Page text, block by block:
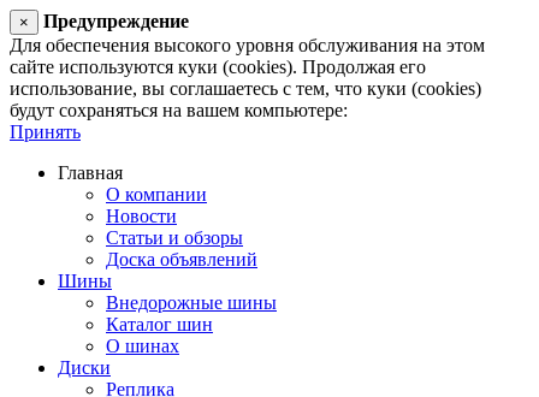
×
Предупреждение
Для обеспечения высокого уровня обслуживания на этом
сайте используются куки (cookies). Продолжая его
использование, вы соглашаетесь с тем, что куки (cookies)
будут сохраняться на вашем компьютере:
Принять
Главная
О компании
Новости
Статьи и обзоры
Доска объявлений
Шины
Внедорожные шины
Каталог шин
О шинах
Диски
Реплика